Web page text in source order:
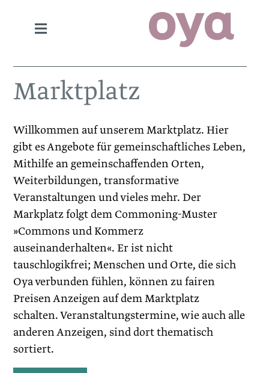
Marktplatz
Willkommen auf unserem Marktplatz. Hier
gibt es Angebote für gemeinschaftliches Leben,
Mithilfe an gemeinschaffenden Orten,
Weiterbildungen, transformative
Veranstaltungen und vieles mehr. Der
Markplatz folgt dem Commoning-Muster
»Commons und Kommerz
auseinanderhalten«. Er ist nicht
tauschlogikfrei; Menschen und Orte, die sich
Oya verbunden fühlen, können zu fairen
Preisen Anzeigen auf dem Marktplatz
schalten. Veranstaltungstermine, wie auch alle
anderen Anzeigen, sind dort thematisch
sortiert.